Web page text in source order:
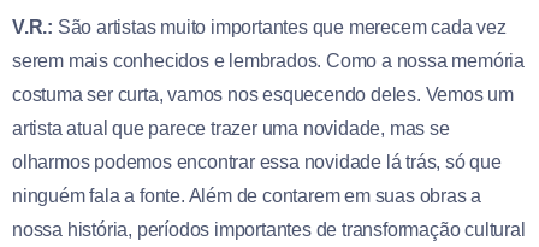
V.R.: São artistas muito importantes que merecem cada vez
serem mais conhecidos e lembrados. Como a nossa memória
costuma ser curta, vamos nos esquecendo deles. Vemos um
artista atual que parece trazer uma novidade, mas se
olharmos podemos encontrar essa novidade lá trás, só que
ninguém fala a fonte. Além de contarem em suas obras a
nossa história, períodos importantes de transformação cultural